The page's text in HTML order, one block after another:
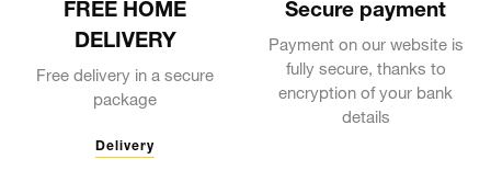
FREE HOME
DELIVERY
Free delivery in a secure
package
Delivery
Secure payment
Payment on our website is
fully secure, thanks to
encryption of your bank
details